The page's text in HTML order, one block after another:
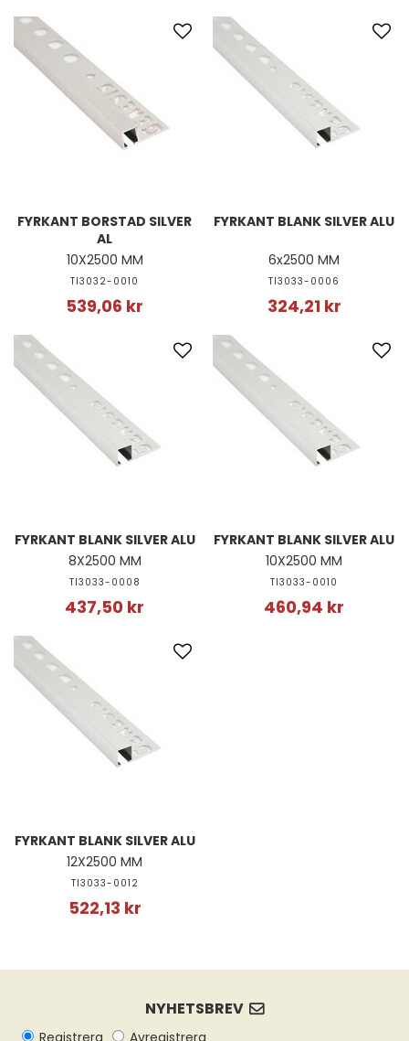
FYRKANT BORSTAD SILVER
AL
10X2500 MM
TI3032-0010
539,06 kr
FYRKANT BLANK SILVER ALU
6x2500 MM
TI3033-0006
324,21 kr
FYRKANT BLANK SILVER ALU
8X2500 MM
TI3033-0008
437,50 kr
FYRKANT BLANK SILVER ALU
10X2500 MM
TI3033-0010
460,94 kr
FYRKANT BLANK SILVER ALU
12X2500 MM
TI3033-0012
522,13 kr